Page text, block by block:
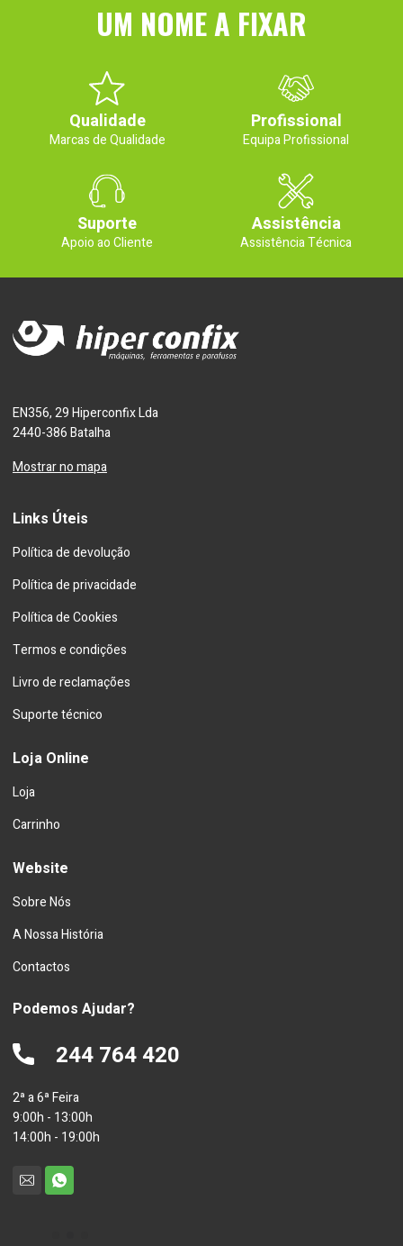
UM NOME A FIXAR
Qualidade
Marcas de Qualidade
Profissional
Equipa Profissional
Suporte
Apoio ao Cliente
Assistência
Assistência Técnica
EN356, 29 Hiperconfix Lda
2440-386 Batalha
Mostrar no mapa
Links Úteis
Política de devolução
Política de privacidade
Política de Cookies
Termos e condições
Livro de reclamações
Suporte técnico
Loja Online
Loja
Carrinho
Website
Sobre Nós
A Nossa História
Contactos
Podemos Ajudar?
244 764 420
2ª a 6ª Feira
9:00h - 13:00h
14:00h - 19:00h